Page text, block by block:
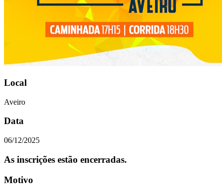
Local
Aveiro
Data
06/12/2025
As inscrições estão encerradas.
Motivo